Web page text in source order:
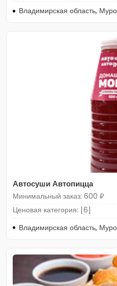
Владимирская область,
Автосуши Автопицца
Минимальный заказ: 600 ₽
Ценовая категория: [6]
Владимирская область,